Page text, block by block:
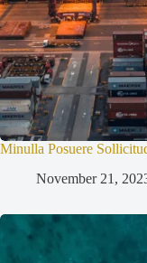
Minulla Posuere
November 21,